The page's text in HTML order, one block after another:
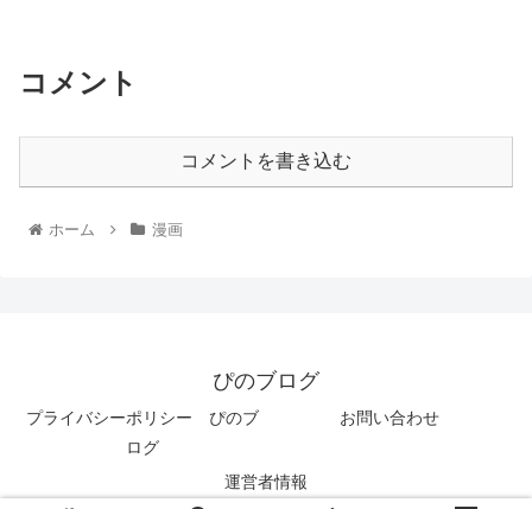
コメント
コメントを書き込む
ホーム 漫画
ぴのブログ
プライバシーポリシー ぴのブ
ログ
お問い合わせ
運営者情報